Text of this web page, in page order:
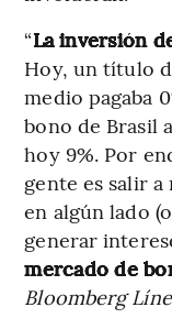
“La inversión
Hoy, un título
medio pagaba
bono de Brasil
hoy 9%. Por
gente es salir
en algún lado
generar
mercado de
Bloomberg